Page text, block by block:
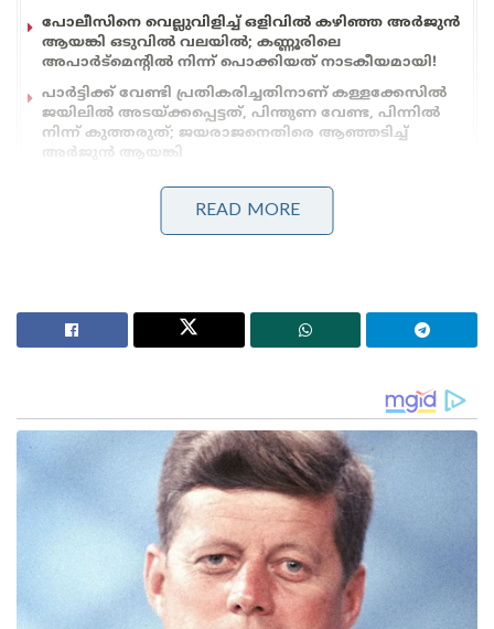
പോലീസിനെ വെല്ലുവിളിച്ച് ഒളിവിൽ കഴിഞ്ഞ അർജുൻ
ആയങ്കി ഒടുവിൽ വലയിൽ; കണ്ണൂരിലെ
അപാർട്മെന്റിൽ നിന്ന് പൊക്കിയത് നാടകീയമായി!
പാർട്ടിക്ക് വേണ്ടി പ്രതികരിച്ചതിനാണ് കള്ളക്കേസിൽ
ജയിലിൽ അടയ്ക്കപ്പെട്ടത്, പിന്തുണ വേണ്ട, പിന്നിൽ
നിന്ന് കുത്തരുത്; ജയരാജനെതിരെ ആഞ്ഞടിച്ച്
അർജുൻ ആയങ്കി
മുഖ്യമന്ത്രി പദവിയിൽ എത്തുമ്പോൾ ഈ രീതി
അവധി വിവാദം, പി.എം ശ്രീ പദ്ധതി, കരിമണൽ
ഖനനം, വീര്യം കുറഞ്ഞ മദ്യനയം എന്നിവ
സെക്രട്ടറിയുടെ രൂക്ഷ വിമർശനം. എൽ.ഡി.എഫ്
കേന്ദ്രങ്ങളും രാഷ്ട്രീയ വൃത്തങ്ങളും ഈ പ്രസ്താവന
ഏറ്റെടുത്തതോടെ സോഷ്യൽ മീഡിയയിൽ ഇത് വലിയ
ചർച്ചയായി മാറിയിരിക്കുകയാണ്.
നിയമസഭയിൽ കുട്ടനാട് എം.എൽ.എ റെജി ചെറിയാന്
നൽകിയ മറുപടിയിലൂടെ വി.ഡി സതീശന്റെ യഥാർത്ഥ
ഇരട്ടത്താപ്പ് കേരളം കണ്ടതാണെന്ന് എം.വി ഗോവിന്ദൻ
ചൂണ്ടിക്കാട്ടി. പുറത്ത് അവധി നൽകുന്ന കാര്യം
READ MORE